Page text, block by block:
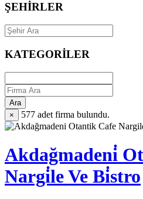
ŞEHİRLER
KATEGORİLER
Ara
×
577 adet firma bulundu.
Akdağmadeni̇
Nargi̇le Ve Bi̇stro